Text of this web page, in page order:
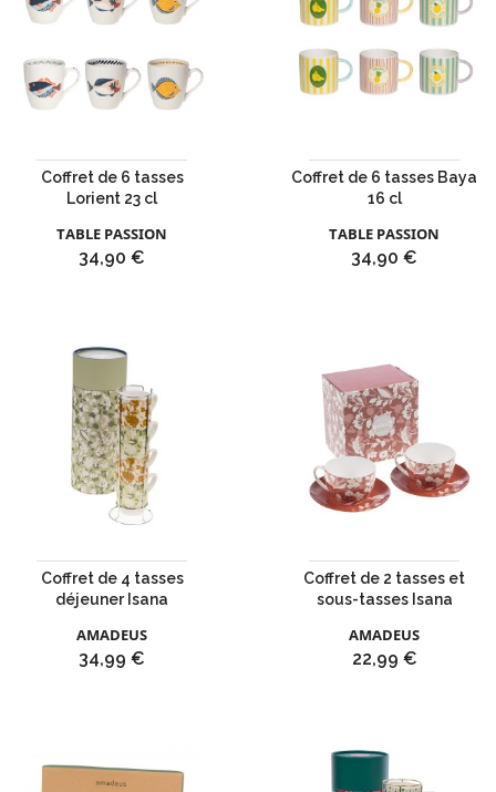
Coffret de 6 tasses
Lorient 23 cl
TABLE PASSION
Prix
34,90 €
Coffret de 6 tasses Baya
16 cl
TABLE PASSION
Prix
34,90 €
Coffret de 4 tasses
déjeuner Isana
AMADEUS
Prix
34,99 €
Coffret de 2 tasses et
sous-tasses Isana
AMADEUS
Prix
22,99 €